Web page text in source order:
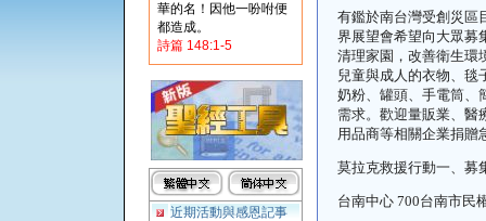
華的名！因他一吩咐便
都造成。
詩篇 148:1-5
近期活動與感恩記事
有鑑於南台灣受創災區
界展望會希望向大眾募
清理家園，改善衛生環
兒童與成人的衣物、毯
奶粉、罐頭、手電筒、
需求。歡迎量販業、醫
用品商等相關企業捐贈
莫拉克救援行動一、募
台南中心700台南市民